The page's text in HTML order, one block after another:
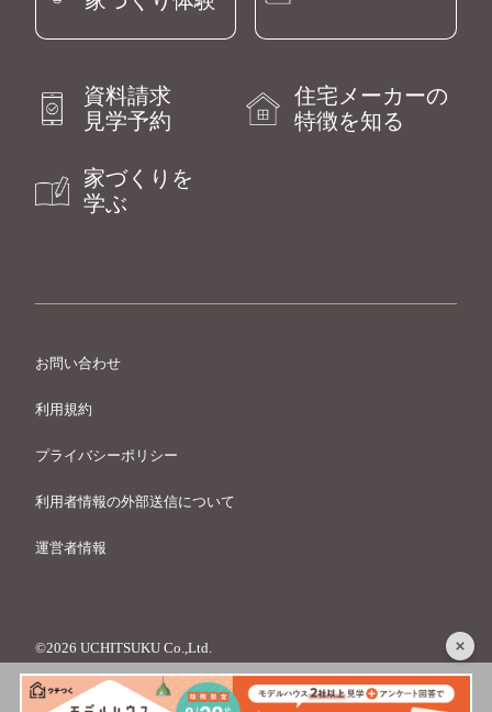
資料請求
見学予約
住宅メーカーの
特徴を知る
家づくりを
学ぶ
お問い合わせ
利用規約
プライバシーポリシー
利用者情報の外部送信について
運営者情報
©2026 UCHITSUKU Co.,Ltd.